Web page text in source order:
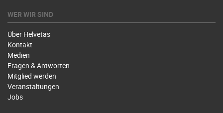
WER WIR SIND
Über Helvetas
Kontakt
Medien
Fragen & Antworten
Mitglied werden
Veranstaltungen
Jobs